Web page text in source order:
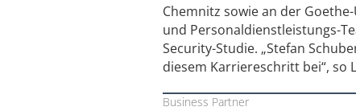
Chemnitz sowie an der
und Personaldienstleistungs-
Security-Studie. „Stefan
diesem Karriereschritt bei“, so
Business Partner